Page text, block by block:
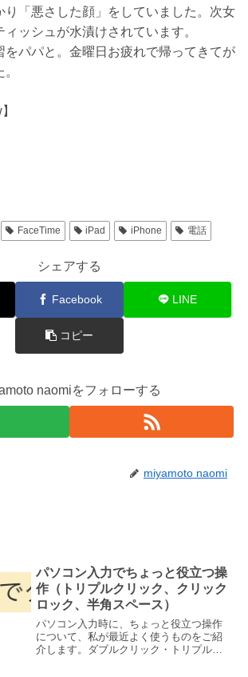
り「悪さした顔」をしていました。次女
ッシュが水漬けされています。
をパパと。金曜日お疲れで帰ってきてが
FaceTime iPad iPhone 電話
シェアする
Facebook LINE
コピー
naomiをフォローする
miyamoto naomi
パソコン入力でちょっと役立つ操
作（トリプルクリック、クリック
ロック、半角スペース）
パソコン入力時に、ちょっと役立つ操作
について、私が最近よく使うものをご紹
介します。ダブルクリック・トリプルク